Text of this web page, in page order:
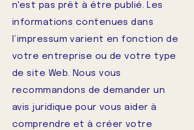
n'est pas prêt à être publié. Les
informations contenues dans
l’impressum varient en fonction de
votre entreprise ou de votre type
de site Web. Nous vous
recommandons de demander un
avis juridique pour vous aider à
comprendre et à créer votre